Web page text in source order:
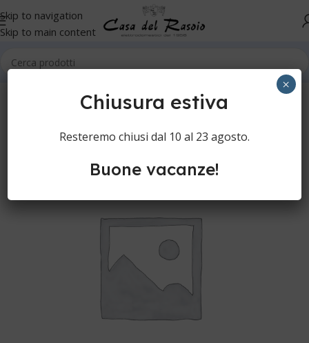
Skip to navigation
Skip to main content
Chiusura estiva
Resteremo chiusi dal 10 al 23 agosto.
Buone vacanze!
×